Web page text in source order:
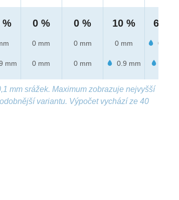
%
mm
0 %
0 mm
0 mm
0 %
0 mm
0 mm
10 %
0 mm
0.9 mm
60 %
0.1 mm
mm srážek. Maximum zobrazuje nejvyšší
variantu. Výpočet vychází ze 40